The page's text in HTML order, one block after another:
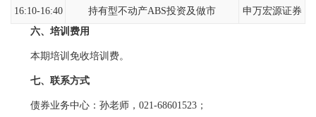
16:10-16:40 持有型不动产ABS投资及做市
申万宏源证券
六、培训费用
本期培训免收培训费。
七、联系方式
债券业务中心：孙老师，021-68601523；